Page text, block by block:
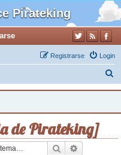
Pirateking
Login
Registrarse
c
de Pirateking]
Buscar